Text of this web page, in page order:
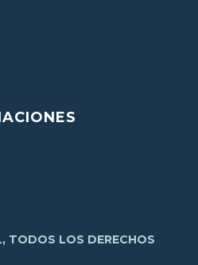
TODOS LOS DERECHOS